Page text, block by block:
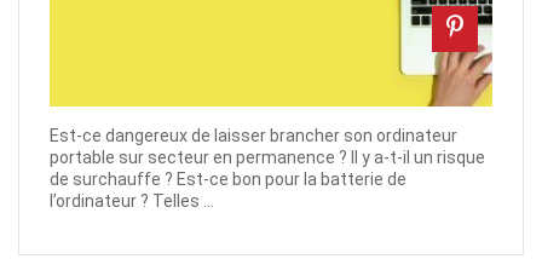
Est-ce dangereux de laisser brancher son ordinateur
portable sur secteur en permanence ? Il y a-t-il un risque
de surchauffe ? Est-ce bon pour la batterie de
l’ordinateur ? Telles ...